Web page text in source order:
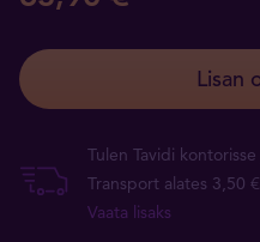
Lisan
Tulen Tavidi
Transport alates 3,50 €
Vaata lisaks